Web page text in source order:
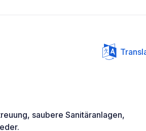
saubere Sanitäranlagen,